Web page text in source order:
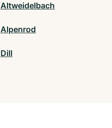
Altweidelbach
Alpenrod
Dill